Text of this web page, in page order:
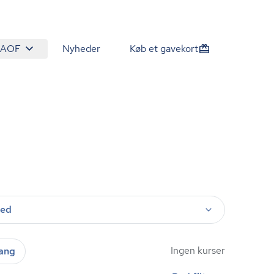
Nyheder Køb et gavekort
Ingen kurser